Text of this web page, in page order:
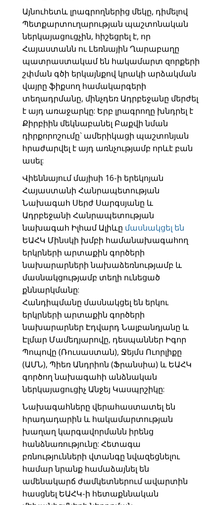
Այնուհետև լրագրողներից մեկը, դիմելով
Պետքարտուղարության պաշտոնական
ներկայացուցչին, հիշեցրել է, որ
Հայաստանն ու Լեռնային Ղարաբաղը
պատրաստակամ են հակամարտ զորքերի
շփման գծի երկայնքով կրակի արձակման
վայրը ֆիքսող համակարգերի
տեղադրմանը, մինչդեռ Ադրբեջանը մերժել
է այդ առաջարկը: Երբ լրագրողը խնդրել է
Քիրբիին մեկնաբանել Բաքվի նման
դիրքորոշումը` ամերիկացի պաշտոնյան
հրաժարվել է այդ առնչությամբ որևէ բան
ասել:
Վիեննայում մայիսի 16-ի երեկոյան
Հայաստանի Հանրապետության
Նախագահ Սերժ Սարգսյանը և
Ադրբեջանի Հանրապետության
նախագահ Իլհամ Ալիևը մասնակցել են
ԵԱՀԿ Մինսկի խմբի համանախագահող
երկրների արտաքին գործերի
նախարարների նախաձեռնությամբ և
մասնակցությամբ տեղի ունեցած
քննարկմանը:
Հանդիպմանը մասնակցել են երկու
երկրների արտաքին գործերի
նախարարներ Էդվարդ Նալբանդյանը և
Էլմար Մամեդյարովը, դեսպաններ Իգոր
Պոպովը (Ռուսաստան), Ջեյմս Ուորլիքը
(ԱՄՆ), Պիեռ Անդրիոն (Ֆրանսիա) և ԵԱՀԿ
գործող նախագահի անձնական
ներկայացուցիչ Անջեյ Կասպրշիկը:
Նախագահները վերահաստատել են
հրադադարին և հակամարտության
խաղաղ կարգավորմանն իրենց
հանձնառությունը: Հետագա
բռնությունների վտանգը նվազեցնելու
համար նրանք համաձայնել են
ամենակարճ ժամկետներում ավարտին
հասցնել ԵԱՀԿ-ի հետաքննական